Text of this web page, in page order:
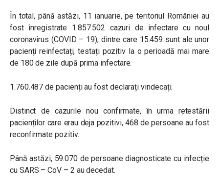
În total, până astăzi, 11 ianuarie, pe teritoriul României au
fost înregistrate 1.857.502 cazuri de infectare cu noul
coronavirus (COVID – 19), dintre care 15.459 sunt ale unor
pacienți reinfectați, testați pozitiv la o perioadă mai mare
de 180 de zile după prima infectare.
1.760.487 de pacienți au fost declarați vindecați.
Distinct de cazurile nou confirmate, în urma retestării
pacienților care erau deja pozitivi, 468 de persoane au fost
reconfirmate pozitiv.
Până astăzi, 59.070 de persoane diagnosticate cu infecție
cu SARS – CoV – 2 au decedat.